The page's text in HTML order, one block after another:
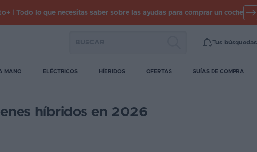
| Todo lo que necesitas saber sobre las ayudas para comprar un coche
Tus búsquedas
MANO ELÉCTRICOS HÍBRIDOS OFERTAS GUÍAS DE COMPRA
híbridos en 2026